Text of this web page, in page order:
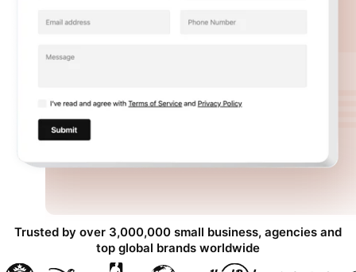
Trusted by over 3,000,000 small business, agencies and
top global brands worldwide